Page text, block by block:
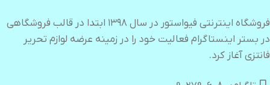
فروشگاه اینترنتی فیواستور در سال ۱۳۹۸ ابتدا در قالب فروشگاهی
در بستر اینستاگرام فعالیت خود را در زمینه عرضه لوازم تحریر
فانتزی آغاز کرد.